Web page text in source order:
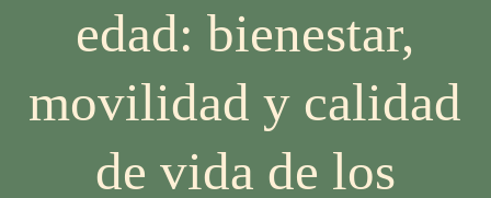
edad: bienestar,
movilidad y calidad
de vida de los